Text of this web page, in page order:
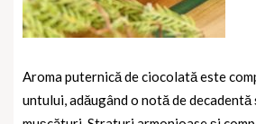
Aroma puternică de ciocolată este
untului, adăugând o notă de